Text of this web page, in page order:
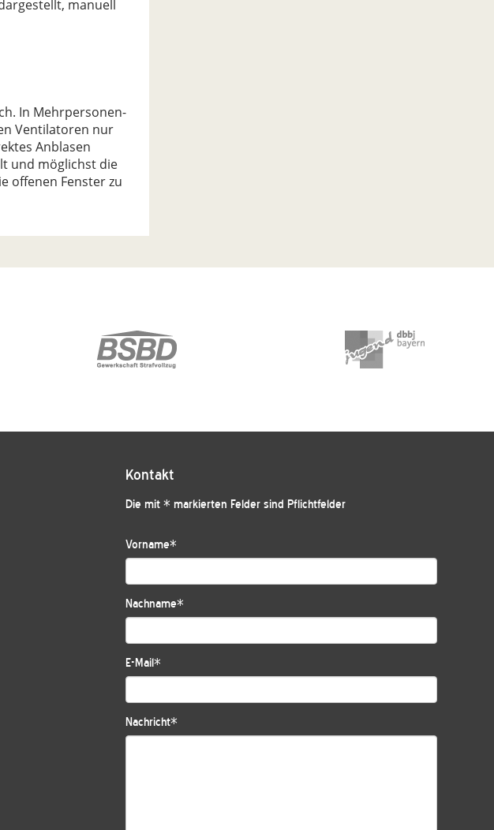
manuell
In Mehrpersonen-
Ventilatoren nur
Anblasen
und möglichst die
offenen Fenster zu
Kontakt
Die mit * markierten Felder sind Pflichtfelder
Vorname*
Nachname*
E-Mail*
Nachricht*